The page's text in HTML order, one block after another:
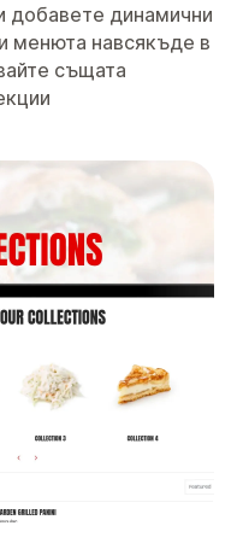
добавете динамични
менюта навсякъде в
същата